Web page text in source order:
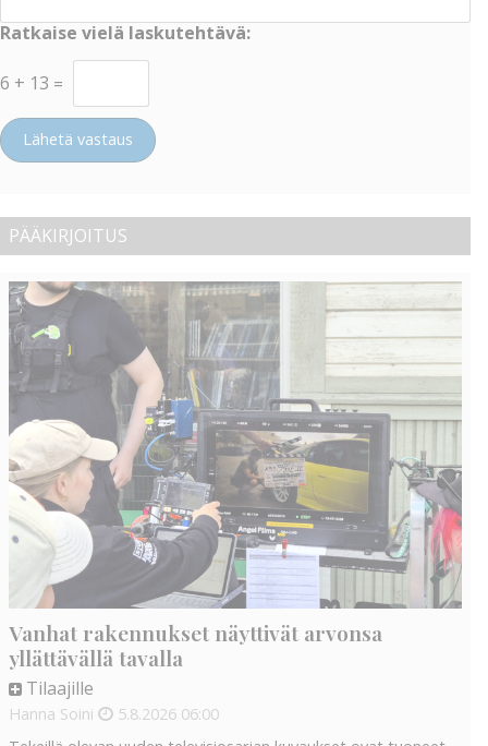
Ratkaise vielä laskutehtävä:
6 + 13 =
Lähetä vastaus
PÄÄKIRJOITUS
Vanhat rakennukset näyttivät arvonsa
yllättävällä tavalla
Tilaajille
Hanna Soini 5.8.2026 06:00